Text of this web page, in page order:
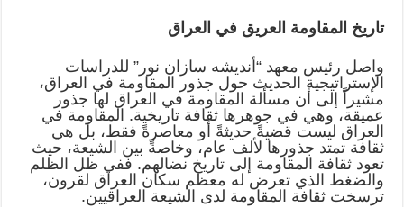
تاريخ المقاومة العريق في العراق
واصل رئيس معهد “أندیشه سازان نور” للدراسات
الإستراتيجية الحديث حول جذور المقاومة في العراق،
مشيراً إلى أن مسألة المقاومة في العراق لها جذور
عميقة، وهي في جوهرها ثقافة تاريخية. المقاومة في
العراق ليست قضيةً حديثةً أو معاصرةً فقط، بل هي
ثقافة تمتد جذورها لألف عام، وخاصةً بين الشيعة، حيث
تعود ثقافة المقاومة إلى تاريخ نضالهم. ففي ظل الظلم
والضغط الذي تعرض له معظم سكان العراق لقرون،
ترسخت ثقافة المقاومة لدى الشيعة العراقيين.